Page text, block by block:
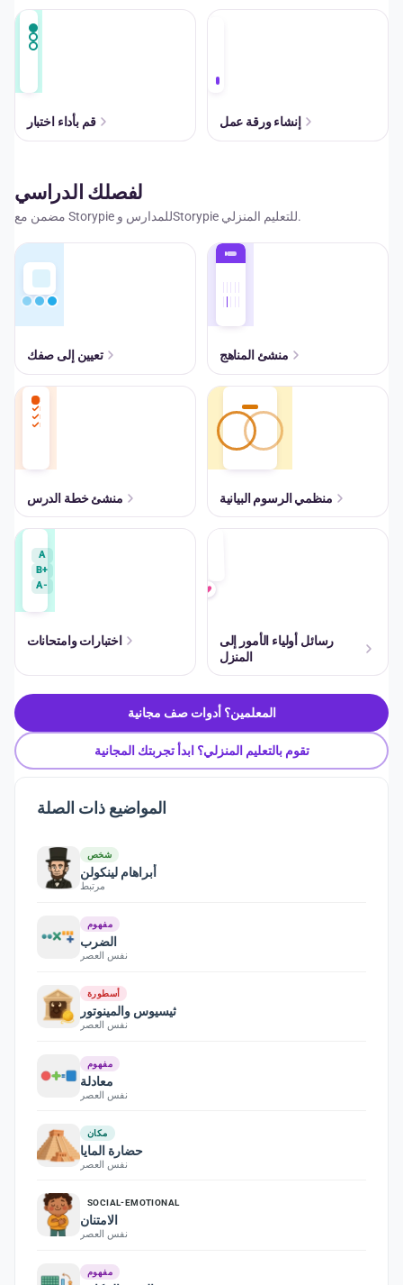
قم بأداء اختبار إنشاء ورقة عمل
لفصلك الدراسي
مضمن مع Storypie للمدارس وStorypie للتعليم المنزلي.
تعيين إلى صفك منشئ المناهج
منشئ خطة الدرس منظمي الرسوم البيانية
A
B+
A-
اختبارات وامتحانات
رسائل أولياء الأمور إلى
المنزل
المعلمين؟ أدوات صف مجانية
تقوم بالتعليم المنزلي؟ ابدأ تجربتك المجانية
المواضيع ذات الصلة
شخص
أبراهام لينكولن
مرتبط
مفهوم
الضرب
نفس العصر
أسطورة
ثيسيوس والمينوتور
نفس العصر
مفهوم
معادلة
نفس العصر
مكان
حضارة المايا
نفس العصر
SOCIAL-EMOTIONAL
الامتنان
نفس العصر
مفهوم